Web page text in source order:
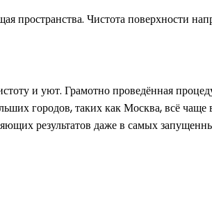
пространства. Чистота поверхности
и уют. Грамотно проведённая
городов, таких как Москва, всё
результатов даже в самых